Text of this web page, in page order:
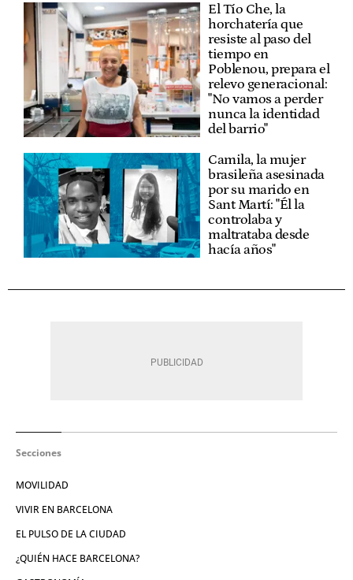
El Tío Che, la
horchatería que
resiste al paso del
tiempo en
Poblenou, prepara el
relevo generacional:
"No vamos a perder
nunca la identidad
del barrio"
Camila, la mujer
brasileña asesinada
por su marido en
Sant Martí: "Él la
controlaba y
maltrataba desde
hacía años"
Secciones
MOVILIDAD
VIVIR EN BARCELONA
EL PULSO DE LA CIUDAD
¿QUIÉN HACE BARCELONA?